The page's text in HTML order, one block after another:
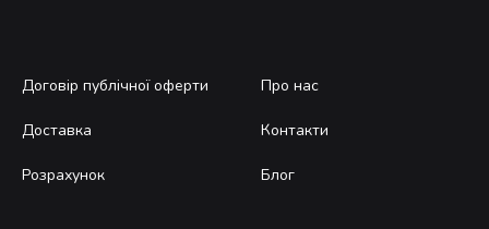
Договір публічної оферти
Доставка
Розрахунок
Про нас
Контакти
Блог